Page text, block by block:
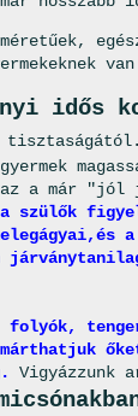
van
idős
a már
szülők
a
Vigyázzunk